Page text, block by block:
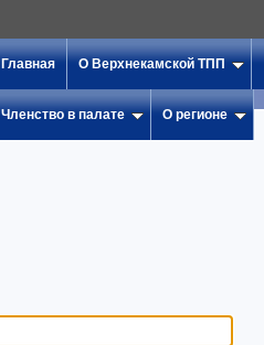
Главная О Верхнекамской ТПП
Членство в палате О регионе